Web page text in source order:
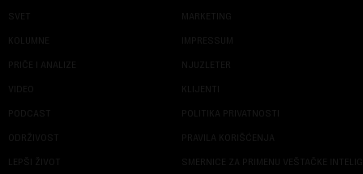
SVET
KOLUMNE
PRIČE I ANALIZE
VIDEO
PODCAST
ODRŽIVOST
LEPŠI ŽIVOT
MARKETING
IMPRESSUM
NJUZLETER
KLIJENTI
POLITIKA PRIVATNOSTI
PRAVILA KORIŠĆENJA
SMERNICE ZA PRIMENU VEŠTAČKE